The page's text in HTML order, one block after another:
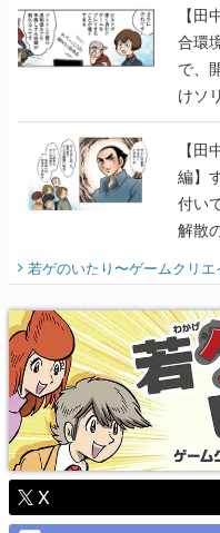
け
に行
【田
編】
付い
解散
開く
『少
り】
若ゲのいたり〜ゲームクリ
X
Discord